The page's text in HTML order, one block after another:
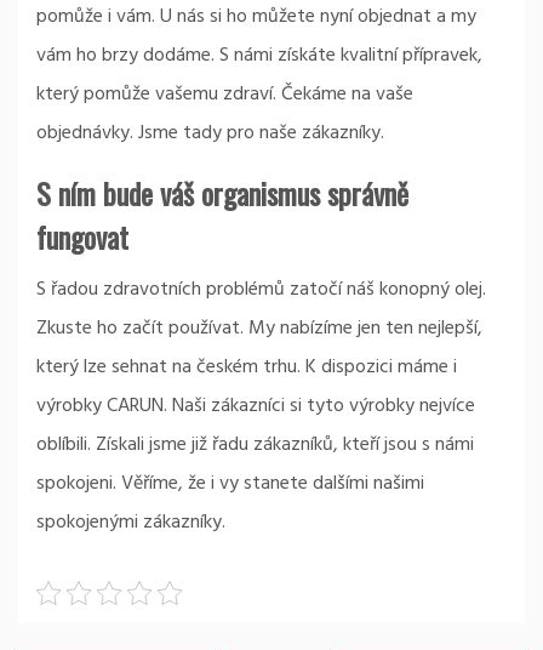
pomůže i vám. U nás si ho můžete nyní objednat a my
vám ho brzy dodáme. S námi získáte kvalitní přípravek,
který pomůže vašemu zdraví. Čekáme na vaše
objednávky. Jsme tady pro naše zákazníky.
S ním bude váš organismus správně
fungovat
S řadou zdravotních problémů zatočí náš konopný olej.
Zkuste ho začít používat. My nabízíme jen ten nejlepší,
který lze sehnat na českém trhu. K dispozici máme i
výrobky CARUN. Naši zákazníci si tyto výrobky nejvíce
oblíbili. Získali jsme již řadu zákazníků, kteří jsou s námi
spokojeni. Věříme, že i vy stanete dalšími našimi
spokojenými zákazníky.